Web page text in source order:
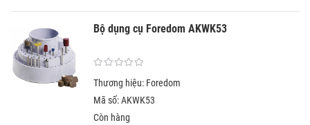
Bộ dụng cụ Foredom AKWK53
Thương hiệu: Foredom
Mã số: AKWK53
Còn hàng